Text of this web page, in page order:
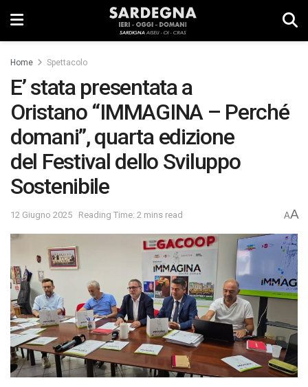
Home Spettacolo
E’ stata presentata a
Oristano “IMMAGINA – Perché
domani”, quarta edizione
del Festival dello Sviluppo
Sostenibile
12 Giugno 2025 Reading Time: 2 mins read AA